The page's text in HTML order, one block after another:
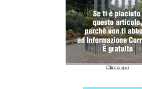
Clicca qui